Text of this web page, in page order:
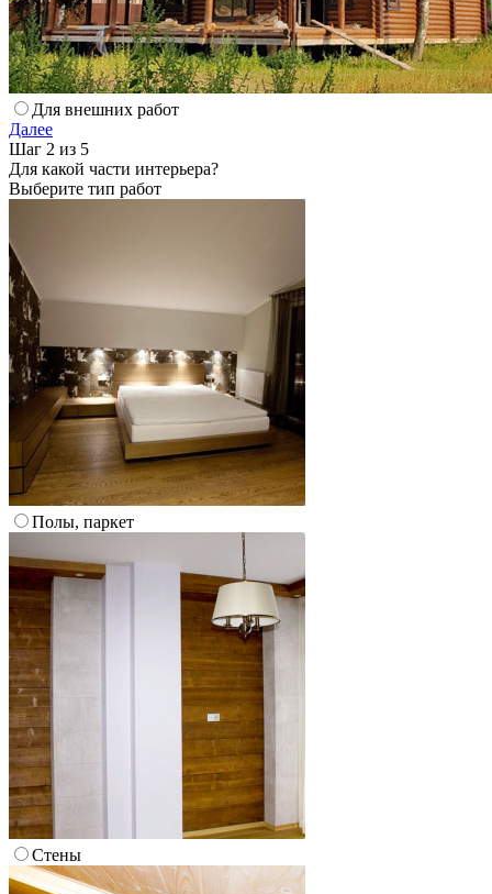
Для внешних работ
Далее
Шаг 2 из 5
Для какой части интерьера?
Выберите тип работ
Полы, паркет
Стены